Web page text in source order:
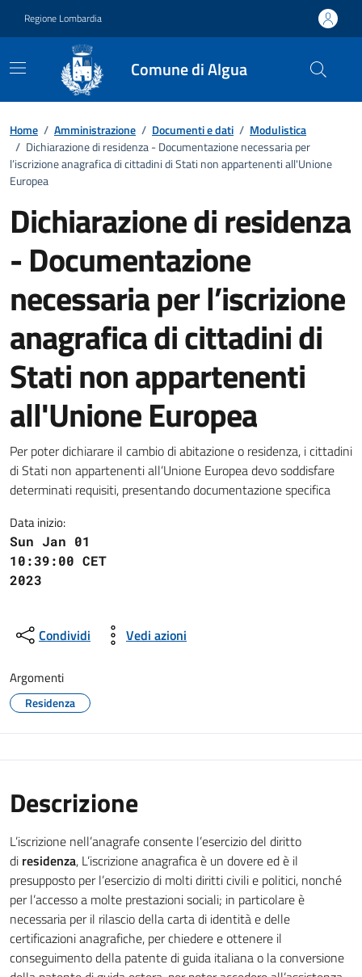
Regione Lombardia
Comune di Algua
Dettagli del documento
Home / Amministrazione / Documenti e dati / Modulistica
/ Dichiarazione di residenza - Documentazione necessaria per
l’iscrizione anagrafica di cittadini di Stati non appartenenti all'Unione
Europea
Dichiarazione di residenza
- Documentazione
necessaria per l’iscrizione
anagrafica di cittadini di
Stati non appartenenti
all'Unione Europea
Per poter dichiarare il cambio di abitazione o residenza, i cittadini
di Stati non appartenenti all’Unione Europea devo soddisfare
determinati requisiti, presentando documentazione specifica
Data inizio:
Sun Jan 01
10:39:00 CET
2023
Condividi Vedi azioni
Argomenti
Residenza
Descrizione
L’iscrizione nell’anagrafe consente l’esercizio del diritto
di residenza, L’iscrizione anagrafica è un dovere ed è il
presupposto per l’esercizio di molti diritti civili e politici, nonché
per l’accesso a molte prestazioni sociali; in particolare è
necessaria per il rilascio della carta di identità e delle
certificazioni anagrafiche, per chiedere e ottenere il
conseguimento della patente di guida italiana o la conversione